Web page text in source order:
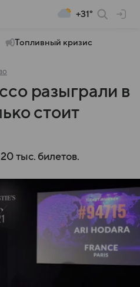
+31°
Топливный кризис
разыграли в
стоит
тыс. билетов.